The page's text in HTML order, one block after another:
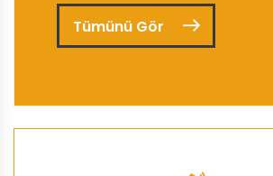
Tümünü Gör